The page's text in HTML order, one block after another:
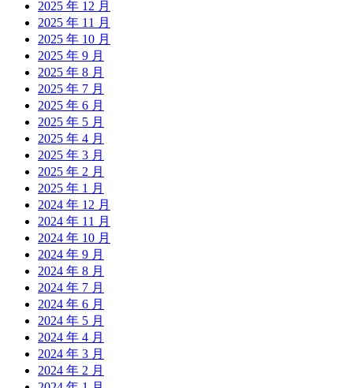
2025 年 12 月
2025 年 11 月
2025 年 10 月
2025 年 9 月
2025 年 8 月
2025 年 7 月
2025 年 6 月
2025 年 5 月
2025 年 4 月
2025 年 3 月
2025 年 2 月
2025 年 1 月
2024 年 12 月
2024 年 11 月
2024 年 10 月
2024 年 9 月
2024 年 8 月
2024 年 7 月
2024 年 6 月
2024 年 5 月
2024 年 4 月
2024 年 3 月
2024 年 2 月